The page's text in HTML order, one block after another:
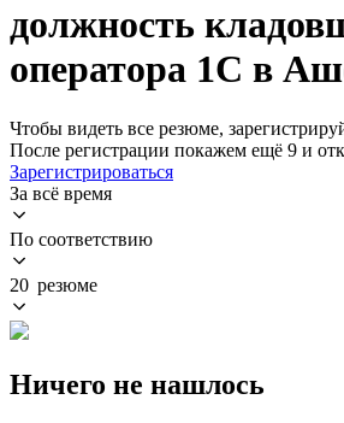
должность
оператора 1С в
Чтобы видеть все резюме,
После регистрации покажем ещё 9 и
Зарегистрироваться
За всё время
По соответствию
20 резюме
Ничего не нашлось